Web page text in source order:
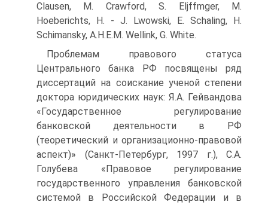
Clausen, М. Crawford, S. Eljffmger, М.
Hoeberichts, Н. - J. Lwowski, Е. Schaling, Н.
Schimansky, А.Н.Е.М. Wellink, G. White.
Проблемам правового статуса
Центрального банка РФ посвящены ряд
диссертаций на соискание ученой степени
доктора юридических наук: Я.А. Гейвандова
«Государственное регулирование
банковской деятельности в РФ
(теоретический и организационно-правовой
аспект)» (Санкт-Петербург, 1997 г.), С.А.
Голубева «Правовое регулирование
государственного управления банковской
системой в Российской Федерации и в